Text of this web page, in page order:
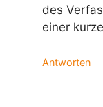
des
einer
Antworten